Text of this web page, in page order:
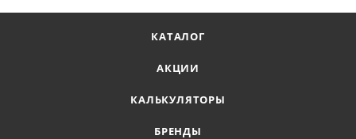
КАТАЛОГ
АКЦИИ
КАЛЬКУЛЯТОРЫ
БРЕНДЫ